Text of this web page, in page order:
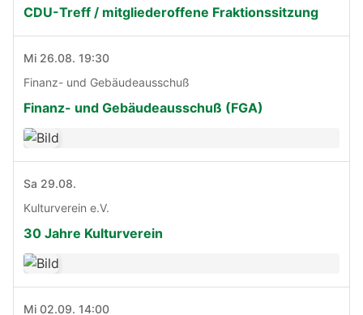
CDU-Treff / mitgliederoffene Fraktionssitzung
Mi 26.08. 19:30
Finanz- und Gebäudeausschuß
Finanz- und Gebäudeausschuß (FGA)
Sa 29.08.
Kulturverein e.V.
30 Jahre Kulturverein
Mi 02.09. 14:00